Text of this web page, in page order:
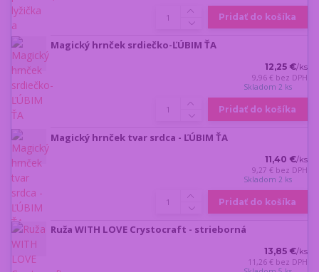
Pridať do košíka
Magický hrnček srdiečko-ĽÚBIM ŤA
12,25 €/ks
9,96 € bez DPH
Skladom 2 ks
Pridať do košíka
Magický hrnček tvar srdca - ĽÚBIM ŤA
11,40 €/ks
9,27 € bez DPH
Skladom 2 ks
Pridať do košíka
Ruža WITH LOVE Crystocraft - strieborná
13,85 €/ks
11,26 € bez DPH